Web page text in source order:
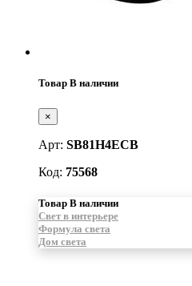
Товар В наличии
×
Арт: SB81H4ECB
Код: 75568
Товар В наличии
Свет в интерьере
Формула света
Дом света